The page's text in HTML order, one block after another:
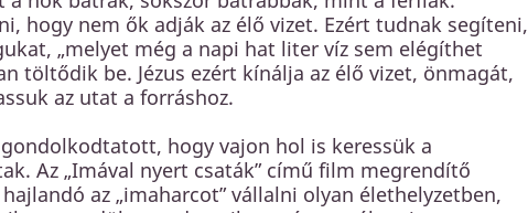
hogy nem ők adják az élő vizet. Ezért tudnak segíteni,
„melyet még a napi hat liter víz sem elégíthet
töltődik be. Jézus ezért kínálja az élő vizet, önmagát,
az utat a forráshoz.
hogy vajon hol is keressük a
Az „Imával nyert csaták” című film megrendítő
az „imaharcot” vállalni olyan élethelyzetben,